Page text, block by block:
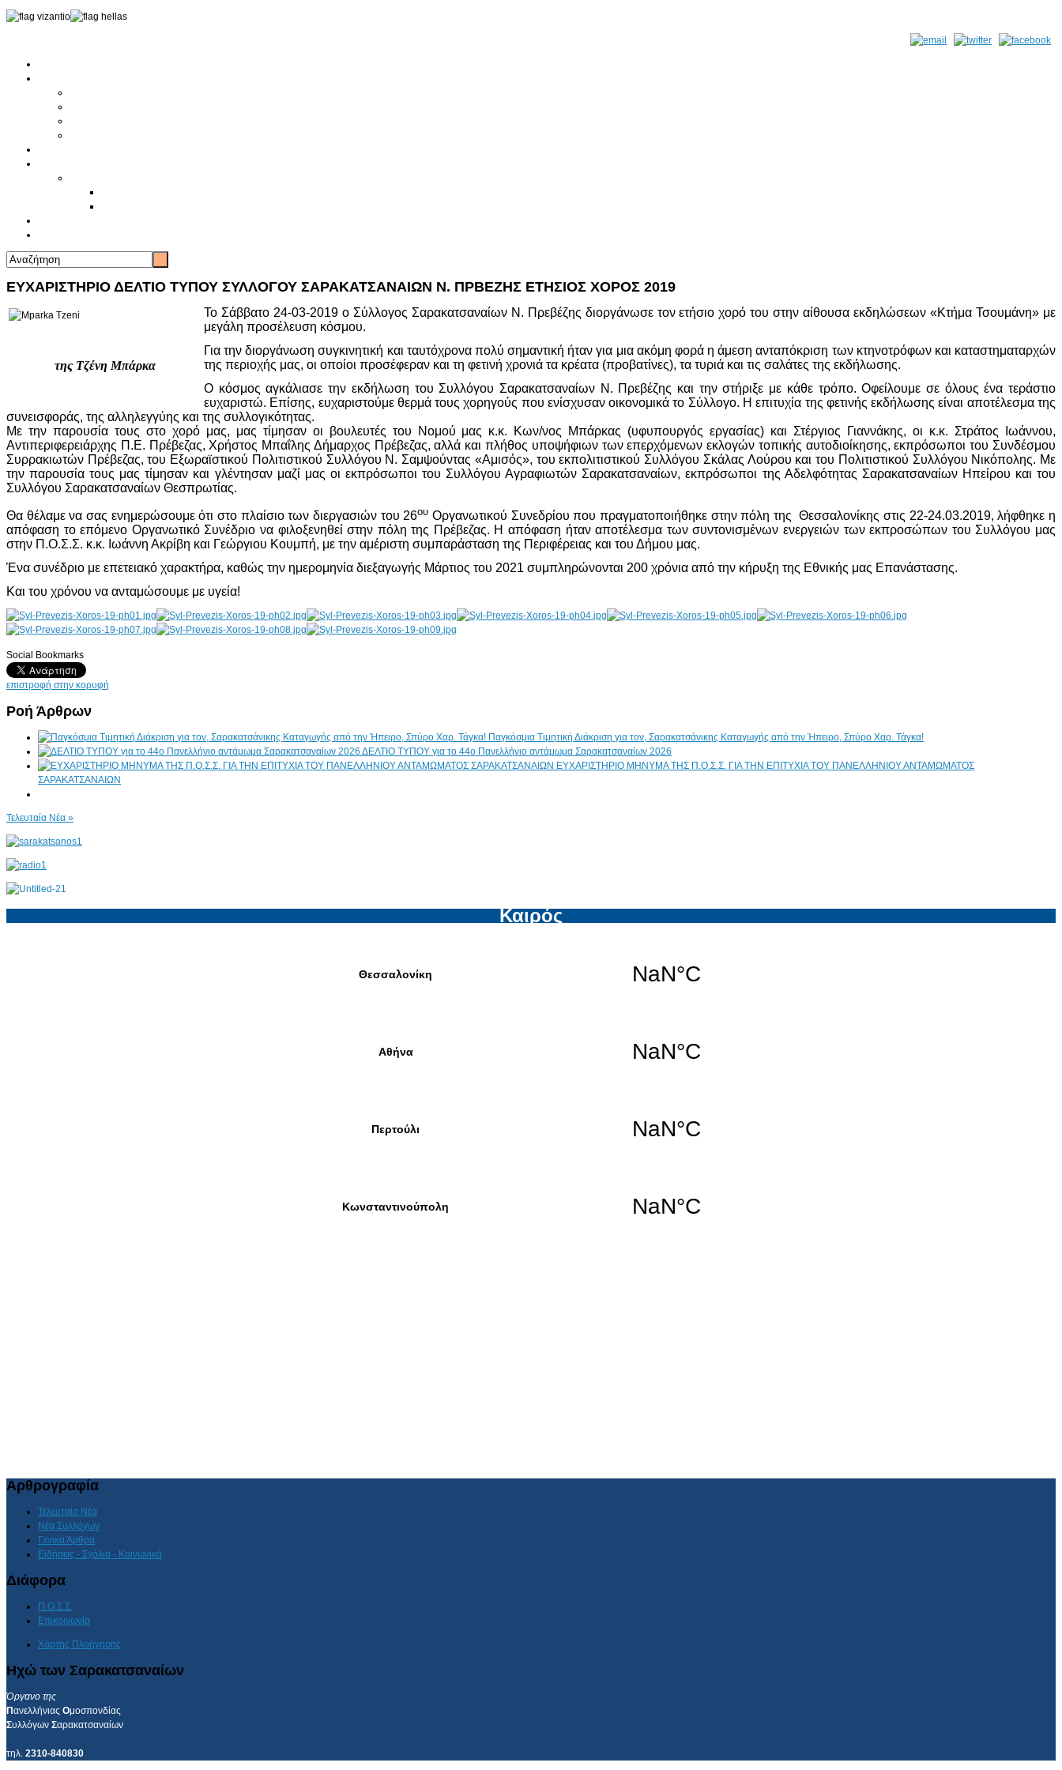
ΕΥΧΑΡΙΣΤΗΡΙΟ ΔΕΛΤΙΟ ΤΥΠΟΥ ΣΥΛΛΟΓΟΥ ΣΑΡΑΚΑΤΣΑΝΑΙΩΝ Ν. ΠΡΒΕΖΗΣ ΕΤΗΣΙΟΣ ΧΟΡΟΣ 2019
της Τζένη Μπάρκα
Το Σάββατο 24-03-2019 ο Σύλλογος Σαρακατσαναίων Ν. Πρεβέζης διοργάνωσε τον ετήσιο χορό του στην αίθουσα εκδηλώσεων «Κτήμα Τσουμάνη» με
μεγάλη προσέλευση κόσμου.
Για την διοργάνωση συγκινητική και ταυτόχρονα πολύ σημαντική ήταν για μια ακόμη φορά η άμεση ανταπόκριση των κτηνοτρόφων και καταστηματαρχών
της περιοχής μας, οι οποίοι προσέφεραν και τη φετινή χρονιά τα κρέατα (προβατίνες), τα τυριά και τις σαλάτες της εκδήλωσης.
Ο κόσμος αγκάλιασε την εκδήλωση του Συλλόγου Σαρακατσαναίων Ν. Πρεβέζης και την στήριξε με κάθε τρόπο. Οφείλουμε σε όλους ένα τεράστιο
ευχαριστώ. Επίσης, ευχαριστούμε θερμά τους χορηγούς που ενίσχυσαν οικονομικά το Σύλλογο. Η επιτυχία της φετινής εκδήλωσης είναι αποτέλεσμα της
συνεισφοράς, της αλληλεγγύης και της συλλογικότητας.
Με την παρουσία τους στο χορό μας, μας τίμησαν οι βουλευτές του Νομού μας κ.κ. Κων/νος Μπάρκας (υφυπουργός εργασίας) και Στέργιος Γιαννάκης, οι κ.κ. Στράτος Ιωάννου,
Αντιπεριφερειάρχης Π.Ε. Πρέβεζας, Χρήστος Μπαΐλης Δήμαρχος Πρέβεζας, αλλά και πλήθος υποψήφιων των επερχόμενων εκλογών τοπικής αυτοδιοίκησης, εκπρόσωποι του Συνδέσμου
Συρρακιωτών Πρέβεζας, του Εξωραϊστικού Πολιτιστικού Συλλόγου Ν. Σαμψούντας «Αμισός», του εκπολιτιστικού Συλλόγου Σκάλας Λούρου και του Πολιτιστικού Συλλόγου Νικόπολης. Με
την παρουσία τους μας τίμησαν και γλέντησαν μαζί μας οι εκπρόσωποι του Συλλόγου Αγραφιωτών Σαρακατσαναίων, εκπρόσωποι της Αδελφότητας Σαρακατσαναίων Ηπείρου και του
Συλλόγου Σαρακατσαναίων Θεσπρωτίας.
Θα θέλαμε να σας ενημερώσουμε ότι στο πλαίσιο των διεργασιών του 26ου Οργανωτικού Συνεδρίου που πραγματοποιήθηκε στην πόλη της Θεσσαλονίκης στις 22-24.03.2019, λήφθηκε η
απόφαση το επόμενο Οργανωτικό Συνέδριο να φιλοξενηθεί στην πόλη της Πρέβεζας. Η απόφαση ήταν αποτέλεσμα των συντονισμένων ενεργειών των εκπροσώπων του Συλλόγου μας
στην Π.Ο.Σ.Σ. κ.κ. Ιωάννη Ακρίβη και Γεώργιου Κουμπή, με την αμέριστη συμπαράσταση της Περιφέρειας και του Δήμου μας.
Ένα συνέδριο με επετειακό χαρακτήρα, καθώς την ημερομηνία διεξαγωγής Μάρτιος του 2021 συμπληρώνονται 200 χρόνια από την κήρυξη της Εθνικής μας Επανάστασης.
Και του χρόνου να ανταμώσουμε με υγεία!
AdmirorGallery 4.5.0 , author/s
Social Bookmarks
επιστροφή στην κορυφή
Ροή Άρθρων
Παγκόσμια Τιμητική Διάκριση για τον, Σαρακατσάνικης Καταγωγής από την Ήπειρο, Σπύρο Χαρ. Τάγκα!
ΔΕΛΤΙΟ ΤΥΠΟΥ για το 44ο Πανελλήνιο αντάμωμα Σαρακατσαναίων 2026
ΕΥΧΑΡΙΣΤΗΡΙΟ ΜΗΝΥΜΑ ΤΗΣ Π.Ο.Σ.Σ. ΓΙΑ ΤΗΝ ΕΠΙΤΥΧΙΑ ΤΟΥ ΠΑΝΕΛΛΗΝΙΟΥ ΑΝΤΑΜΩΜΑΤΟΣ
ΣΑΡΑΚΑΤΣΑΝΑΙΩΝ
Τελευταία Νέα »
Καιρός
Αρθρογραφία
Τελευταία Νέα
Νέα Συλλόγων
Γενικά Άρθρα
Ειδήσεις - Σχόλια - Κοινωνικά
Διάφορα
Π.Ο.Σ.Σ.
Επικοινωνία
Χάρτης Πλοήγησης
Ηχώ των Σαρακατσαναίων
Όργανο της
Πανελλήνιας Ομοσπονδίας
Συλλόγων Σαρακατσαναίων
τηλ. 2310-840830